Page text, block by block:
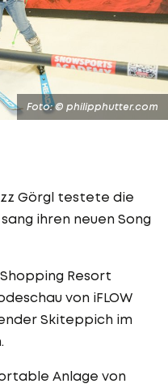
Foto: © philipphutter.com
Görgl testete die
ihren neuen Song
Resort
von iFLOW
Skiteppich im
Anlage von